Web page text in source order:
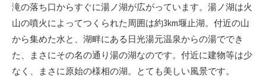
滝の落ち口からすぐに湯ノ湖が広がっています。湯ノ湖は火
山の噴火によってつくられた周囲は約3km堰止湖。付近の山
から集めた水と、湖畔にある日光湯元温泉からの湯ででき
た、まさにその名の通り湯の湖なのです。付近に建物等は少
なく、まさに原始の様相の湖。とても美しい風景です。